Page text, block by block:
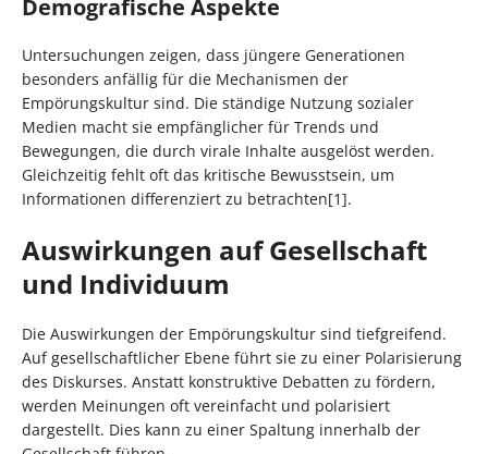
Demografische Aspekte
Untersuchungen zeigen, dass jüngere Generationen
besonders anfällig für die Mechanismen der
Empörungskultur sind. Die ständige Nutzung sozialer
Medien macht sie empfänglicher für Trends und
Bewegungen, die durch virale Inhalte ausgelöst werden.
Gleichzeitig fehlt oft das kritische Bewusstsein, um
Informationen differenziert zu betrachten[1].
Auswirkungen auf Gesellschaft
und Individuum
Die Auswirkungen der Empörungskultur sind tiefgreifend.
Auf gesellschaftlicher Ebene führt sie zu einer Polarisierung
des Diskurses. Anstatt konstruktive Debatten zu fördern,
werden Meinungen oft vereinfacht und polarisiert
dargestellt. Dies kann zu einer Spaltung innerhalb der